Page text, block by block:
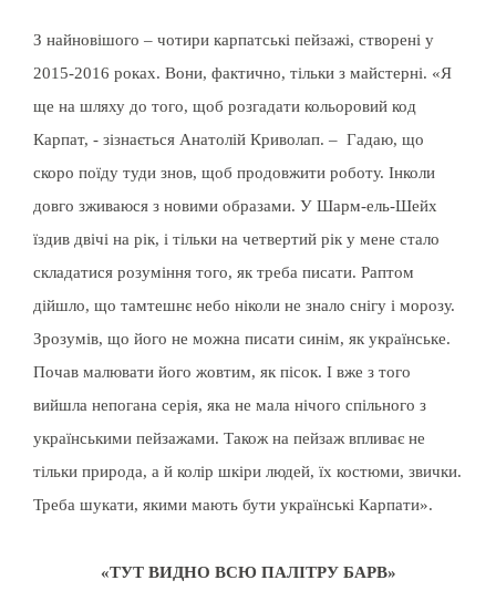
З найновішого – чотири карпатські пейзажі, створені у
2015-2016 роках. Вони, фактично, тільки з майстерні. «Я
ще на шляху до того, щоб розгадати кольоровий код
Карпат, - зізнається Анатолій Криволап. – Гадаю, що
скоро поїду туди знов, щоб продовжити роботу. Інколи
довго зживаюся з новими образами. У Шарм-ель-Шейх
їздив двічі на рік, і тільки на четвертий рік у мене стало
складатися розуміння того, як треба писати. Раптом
дійшло, що тамтешнє небо ніколи не знало снігу і морозу.
Зрозумів, що його не можна писати синім, як українське.
Почав малювати його жовтим, як пісок. І вже з того
вийшла непогана серія, яка не мала нічого спільного з
українськими пейзажами. Також на пейзаж впливає не
тільки природа, а й колір шкіри людей, їх костюми, звички.
Треба шукати, якими мають бути українські Карпати».
«ТУТ ВИДНО ВСЮ ПАЛІТРУ БАРВ»